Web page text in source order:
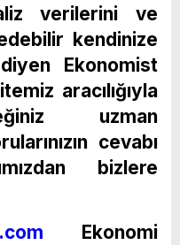
verilerini ve
kendinize
Ekonomist
aracılığıyla
uzman
cevabı
bizlere
Ekonomi